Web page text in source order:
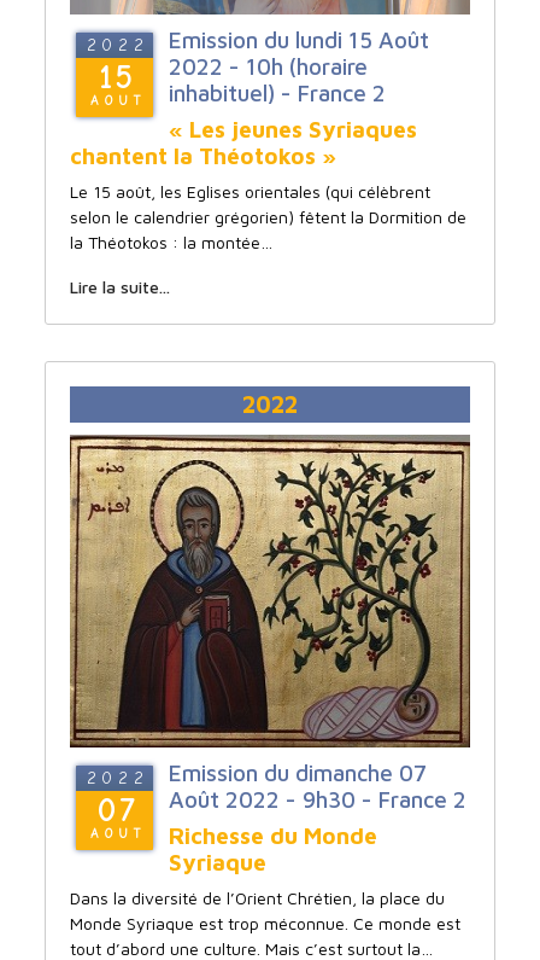
2022
15
AOUT
Emission du lundi 15 Août
2022 - 10h (horaire
inhabituel) - France 2
« Les jeunes Syriaques
chantent la Théotokos »
Le 15 août, les Eglises orientales (qui célèbrent
selon le calendrier grégorien) fêtent la Dormition de
la Théotokos : la montée…
Lire la suite...
2022
2022
07
AOUT
Emission du dimanche 07
Août 2022 - 9h30 - France 2
Richesse du Monde
Syriaque
Dans la diversité de l’Orient Chrétien, la place du
Monde Syriaque est trop méconnue. Ce monde est
tout d’abord une culture. Mais c’est surtout la…